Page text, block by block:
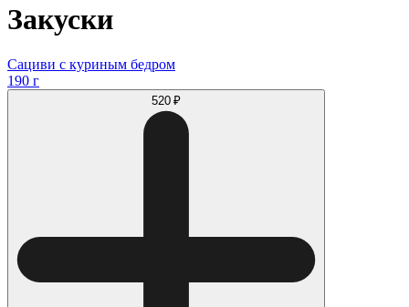
Закуски
Сациви с куриным бедром
190 г
520 ₽